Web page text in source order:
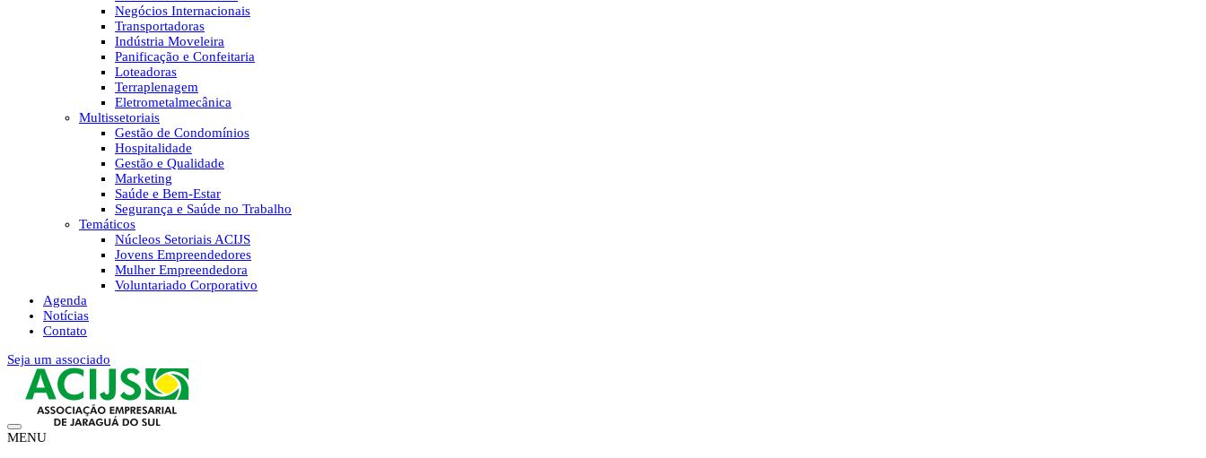
Negócios Internacionais
Transportadoras
Indústria Moveleira
Panificação e Confeitaria
Loteadoras
Terraplenagem
Eletrometalmecânica
Multissetoriais
Gestão de Condomínios
Hospitalidade
Gestão e Qualidade
Marketing
Saúde e Bem-Estar
Segurança e Saúde no Trabalho
Temáticos
Núcleos Setoriais ACIJS
Jovens Empreendedores
Mulher Empreendedora
Voluntariado Corporativo
Agenda
Notícias
Contato
Seja um associado
MENU